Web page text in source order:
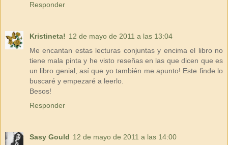
Responder
Kristineta! 12 de mayo de 2011 a las 13:04
Me encantan estas lecturas conjuntas y encima el libro no
tiene mala pinta y he visto reseñas en las que dicen que es
un libro genial, así que yo también me apunto! Este finde lo
buscaré y empezaré a leerlo.
Besos!
Responder
Sasy Gould 12 de mayo de 2011 a las 14:00